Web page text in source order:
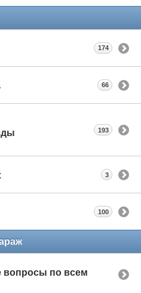
174
66
193
3
100
вопросы по всем